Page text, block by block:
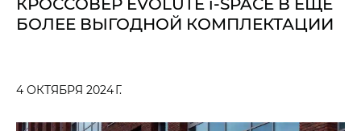
БОЛЕЕ ВЫГОДНОЙ КОМПЛЕКТАЦИИ
4 ОКТЯБРЯ 2024 Г.